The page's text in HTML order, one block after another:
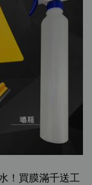
！買膜滿千送工